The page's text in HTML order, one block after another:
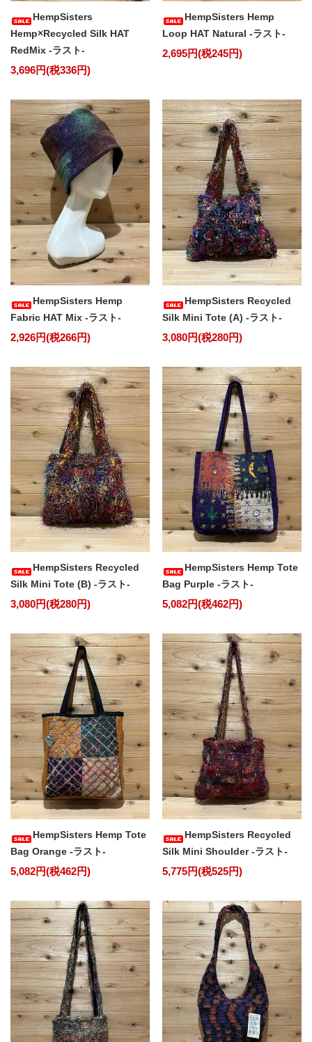
HempSisters
Hemp×Recycled Silk HAT
RedMix -ラスト-
3,696円(税336円)
HempSisters Hemp
Loop HAT Natural -ラスト-
2,695円(税245円)
HempSisters Hemp
Fabric HAT Mix -ラスト-
2,926円(税266円)
HempSisters Recycled
Silk Mini Tote (A) -ラスト-
3,080円(税280円)
HempSisters Recycled
Silk Mini Tote (B) -ラスト-
3,080円(税280円)
HempSisters Hemp Tote
Bag Purple -ラスト-
5,082円(税462円)
HempSisters Hemp Tote
Bag Orange -ラスト-
5,082円(税462円)
HempSisters Recycled
Silk Mini Shoulder -ラスト-
5,775円(税525円)